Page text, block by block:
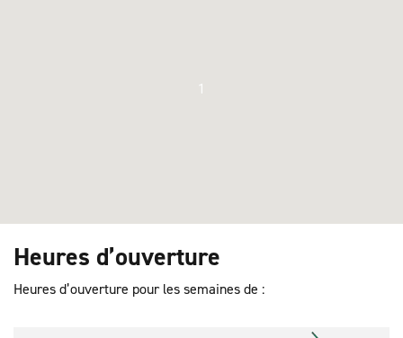
1
Heures d’ouverture
Heures d’ouverture pour les semaines de :